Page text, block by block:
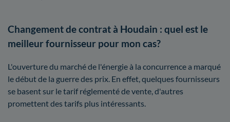
Changement de contrat à Houdain : quel est le
meilleur fournisseur pour mon cas?
L'ouverture du marché de l'énergie à la concurrence a marqué
le début de la guerre des prix. En effet, quelques fournisseurs
se basent sur le tarif réglementé de vente, d'autres
promettent des tarifs plus intéressants.